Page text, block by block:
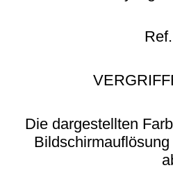
Die dargestellten